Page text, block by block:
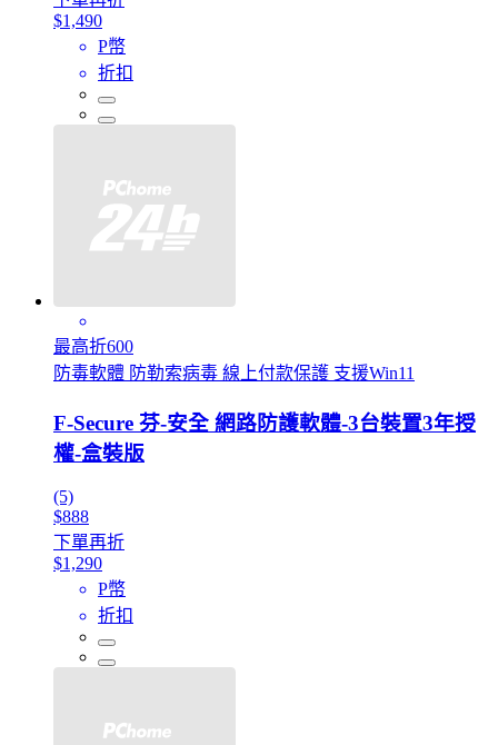
$1,490
P幣
折扣
最高折600
防毒軟體 防勒索病毒 線上付款保護 支援Win11
F-Secure 芬-安全 網路防護軟體-3台裝置3年授
權-盒裝版
(5)
$888
下單再折
$1,290
P幣
折扣